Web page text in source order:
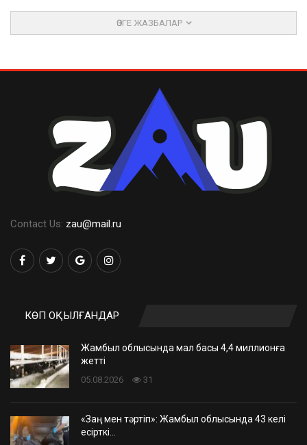
ӨЗГЕ ЖАЗБАЛАР
Contact Us: zau@mail.ru
КӨП ОҚЫЛҒАНДАР
Жамбыл облысында мал басы 4,4 миллионға
жетті
05.08.2026 31
«Заң мен тәртіп»: Жамбыл облысында 43 келі
есірткі…